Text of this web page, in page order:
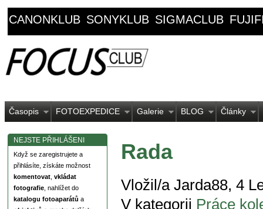
CANONKLUB SONYKLUB SIGMACLUB
Časopis FOTOEXPEDICE Galerie BLOG Články
NEJSTE PŘIHLÁŠENI
Když se zaregistrujete a
přihlásíte, získáte možnost
komentovat vkládat
fotografie , nahlížet do
katalogu fotoaparátů a
Rada
Vložil/a Jarda88, 4
V kategorii Práce